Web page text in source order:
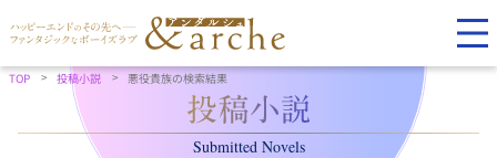
TOP 投稿小説 悪役貴族の検索結果
Submitted Novels